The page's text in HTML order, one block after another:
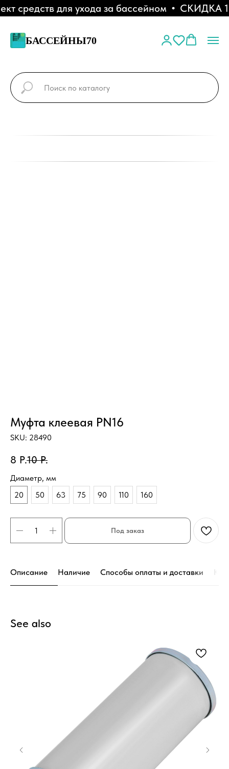
средств для ухода за бассейном СКИДКА
БАССЕЙНЫ70
Муфта клеевая PN16
SKU: 28490
8 Р.10 Р.
Диаметр, мм
20
50 63 75 90 110 160
Под заказ
Описание Наличие Способы оплаты и доставки
See also